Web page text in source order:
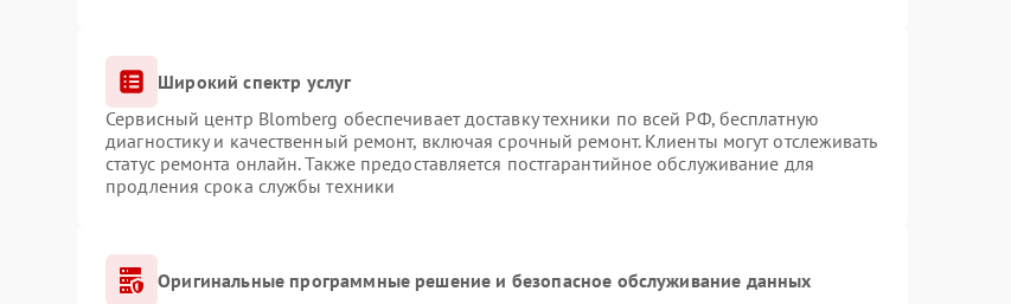
Широкий спектр услуг
Сервисный центр Blomberg обеспечивает доставку техники по всей РФ, бесплатную
диагностику и качественный ремонт, включая срочный ремонт. Клиенты могут отслеживать
статус ремонта онлайн. Также предоставляется постгарантийное обслуживание для
продления срока службы техники
Оригинальные программные решение и безопасное обслуживание данных